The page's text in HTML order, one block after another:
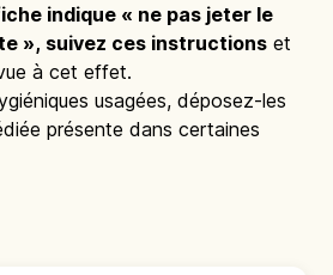
indique « ne pas jeter le
», suivez ces instructions et
à cet effet.
usagées, déposez-les
présente dans certaines